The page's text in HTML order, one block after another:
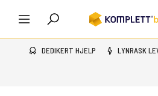
DEDIKERT HJELP LYNRASK